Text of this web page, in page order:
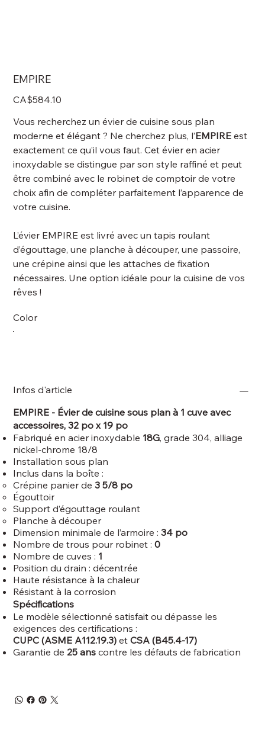
EMPIRE
Price
CA$584.10
Vous recherchez un évier de cuisine sous plan
moderne et élégant ? Ne cherchez plus, l’EMPIRE est
exactement ce qu’il vous faut. Cet évier en acier
inoxydable se distingue par son style raffiné et peut
être combiné avec le robinet de comptoir de votre
choix afin de compléter parfaitement l’apparence de
votre cuisine.
L’évier EMPIRE est livré avec un tapis roulant
d’égouttage, une planche à découper, une passoire,
une crépine ainsi que les attaches de fixation
nécessaires. Une option idéale pour la cuisine de vos
rêves !
Color
Infos d'article
EMPIRE - Évier de cuisine sous plan à 1 cuve avec
accessoires, 32 po x 19 po
Fabriqué en acier inoxydable 18G, grade 304, alliage
nickel-chrome 18/8
Installation sous plan
Inclus dans la boîte :
Crépine panier de3 5/8 po
Égouttoir
Support d’égouttage roulant
Planche à découper
Dimension minimale de l’armoire :34 po
Nombre de trous pour robinet :0
Nombre de cuves : 1
Position du drain : décentrée
Haute résistance à la chaleur
Résistant à la corrosion
Spécifications
Le modèle sélectionné satisfait ou dépasse les
exigences des certifications :
CUPC (ASME A112.19.3) etCSA (B45.4-17)
Garantie de 25 ans contre les défauts de fabrication